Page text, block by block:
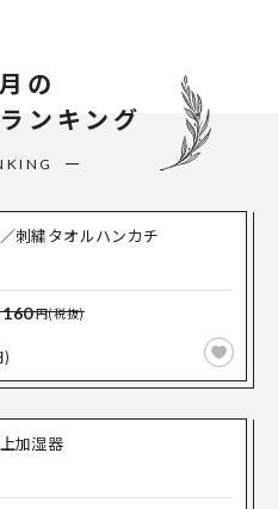
の
ンキング
刺繍タオルハンカチ
160円(税抜)
)
加湿器